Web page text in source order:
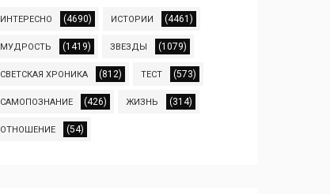
ИНТЕРЕСНО (4690) ИСТОРИИ (4461)
МУДРОСТЬ (1419) ЗВЕЗДЫ (1079)
СВЕТСКАЯ ХРОНИКА (812) ТЕСТ (573)
САМОПОЗНАНИЕ (426) ЖИЗНЬ (314)
ОТНОШЕНИЕ (54)